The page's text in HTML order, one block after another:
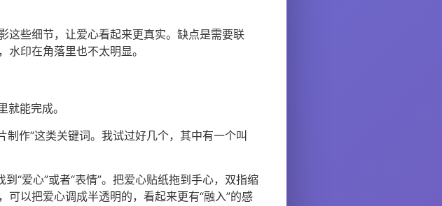
这些细节，让爱心看起来更真实。缺点是需要联
印在角落里也不太明显。
能完成。
制作”这类关键词。我试过好几个，其中有一个叫
“爱心”或者“表情”。把爱心贴纸拖到手心，双指缩
以把爱心调成半透明的，看起来更有“融入”的感